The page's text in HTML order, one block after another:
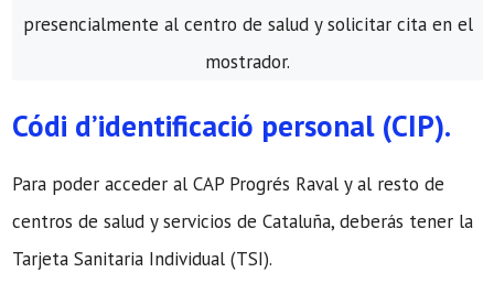
presencialmente al centro de salud y solicitar cita en el
mostrador.
Códi d’identificació personal (CIP).
Para poder acceder al CAP Progrés Raval y al resto de
centros de salud y servicios de Cataluña, deberás tener la
Tarjeta Sanitaria Individual (TSI).